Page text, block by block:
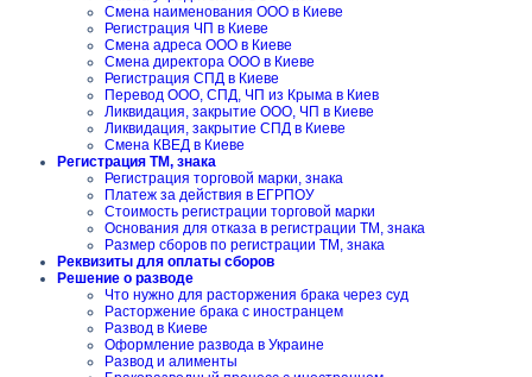
Смена наименования ООО в Киеве
Регистрация ЧП в Киеве
Смена адреса ООО в Киеве
Смена директора ООО в Киеве
Регистрация СПД в Киеве
Перевод ООО, СПД, ЧП из Крыма в Киев
Ликвидация, закрытие ООО, ЧП в Киеве
Ликвидация, закрытие СПД в Киеве
Смена КВЕД в Киеве
Регистрация ТМ, знака
Регистрация торговой марки, знака
Платеж за действия в ЕГРПОУ
Стоимость регистрации торговой марки
Основания для отказа в регистрации ТМ, знака
Размер сборов по регистрации ТМ, знака
Реквизиты для оплаты сборов
Решение о разводе
Что нужно для расторжения брака через суд
Расторжение брака с иностранцем
Развод в Киеве
Оформление развода в Украине
Развод и алименты